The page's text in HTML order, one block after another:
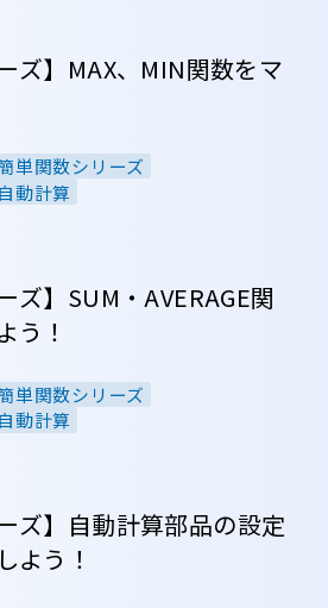
ズ】MAX、MIN関数をマ
単関数シリーズ
自動計算
ズ】SUM・AVERAGE関
う！
単関数シリーズ
自動計算
ズ】自動計算部品の設定
よう！